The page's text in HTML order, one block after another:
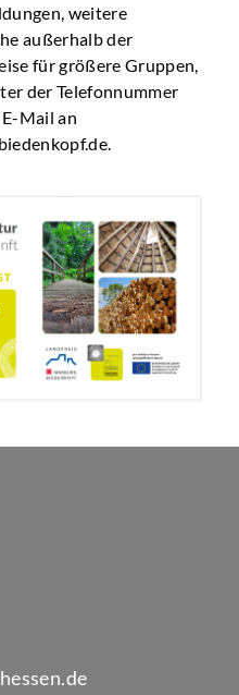
weitere
außerhalb der
für größere Gruppen,
der Telefonnummer
Mail an